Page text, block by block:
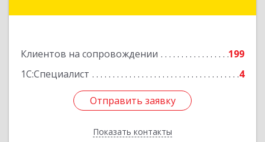
Клиентов на сопровождении
199
1С:Специалист
4
Отправить заявку
Показать контакты
Отправить заявку
Назад